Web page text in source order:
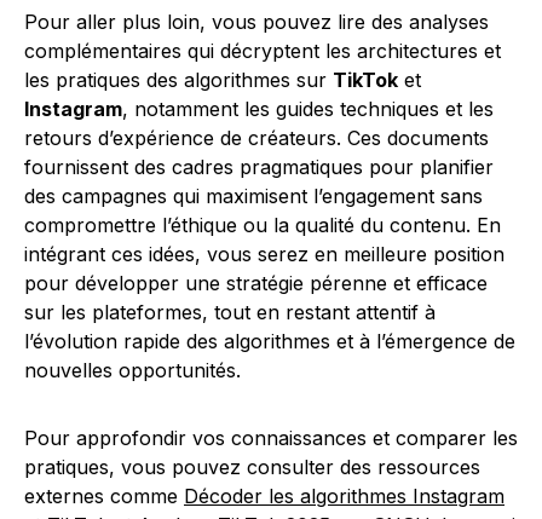
Pour aller plus loin, vous pouvez lire des analyses
complémentaires qui décryptent les architectures et
les pratiques des algorithmes sur TikTok et
Instagram, notamment les guides techniques et les
retours d’expérience de créateurs. Ces documents
fournissent des cadres pragmatiques pour planifier
des campagnes qui maximisent l’engagement sans
compromettre l’éthique ou la qualité du contenu. En
intégrant ces idées, vous serez en meilleure position
pour développer une stratégie pérenne et efficace
sur les plateformes, tout en restant attentif à
l’évolution rapide des algorithmes et à l’émergence de
nouvelles opportunités.
Pour approfondir vos connaissances et comparer les
pratiques, vous pouvez consulter des ressources
externes comme Décoder les algorithmes Instagram